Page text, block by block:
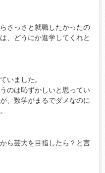
さっさと就職したかったの
、どうにか進学してくれと
いました。
のは恥ずかしいと思ってい
、数学がまるでダメなのに
ら芸大を目指したら？と言